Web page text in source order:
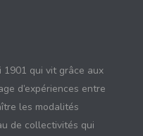
1901 qui vit grâce aux
d’expériences entre
les modalités
de collectivités qui